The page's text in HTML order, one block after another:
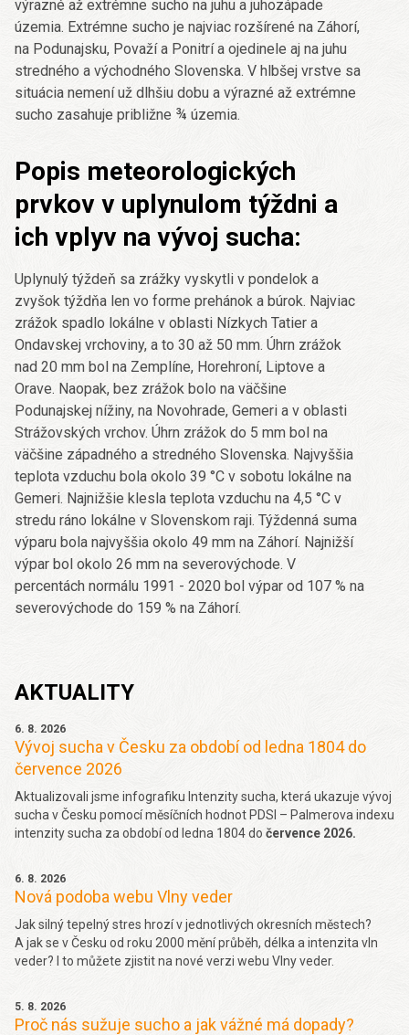
výrazné až extrémne sucho na juhu a juhozápade
územia. Extrémne sucho je najviac rozšírené na Záhorí,
na Podunajsku, Považí a Ponitrí a ojedinele aj na juhu
stredného a východného Slovenska. V hlbšej vrstve sa
situácia nemení už dlhšiu dobu a výrazné až extrémne
sucho zasahuje približne ¾ územia.
Popis meteorologických
prvkov v uplynulom týždni a
ich vplyv na vývoj sucha:
Uplynulý týždeň sa zrážky vyskytli v pondelok a
zvyšok týždňa len vo forme prehánok a búrok. Najviac
zrážok spadlo lokálne v oblasti Nízkych Tatier a
Ondavskej vrchoviny, a to 30 až 50 mm. Úhrn zrážok
nad 20 mm bol na Zemplíne, Horehroní, Liptove a
Orave. Naopak, bez zrážok bolo na väčšine
Podunajskej nížiny, na Novohrade, Gemeri a v oblasti
Strážovských vrchov. Úhrn zrážok do 5 mm bol na
väčšine západného a stredného Slovenska. Najvyššia
teplota vzduchu bola okolo 39 °C v sobotu lokálne na
Gemeri. Najnižšie klesla teplota vzduchu na 4,5 °C v
stredu ráno lokálne v Slovenskom raji. Týždenná suma
výparu bola najvyššia okolo 49 mm na Záhorí. Najnižší
výpar bol okolo 26 mm na severovýchode. V
percentách normálu 1991 - 2020 bol výpar od 107 % na
severovýchode do 159 % na Záhorí.
AKTUALITY
6. 8. 2026
Vývoj sucha v Česku za období od ledna 1804 do
července 2026
Aktualizovali jsme infografiku Intenzity sucha, která ukazuje vývoj
sucha v Česku pomocí měsíčních hodnot PDSI – Palmerova indexu
intenzity sucha za období od ledna 1804 do července 2026.
6. 8. 2026
Nová podoba webu Vlny veder
Jak silný tepelný stres hrozí v jednotlivých okresních městech?
A jak se v Česku od roku 2000 mění průběh, délka a intenzita vln
veder? I to můžete zjistit na nové verzi webu Vlny veder.
5. 8. 2026
Proč nás sužuje sucho a jak vážné má dopady?